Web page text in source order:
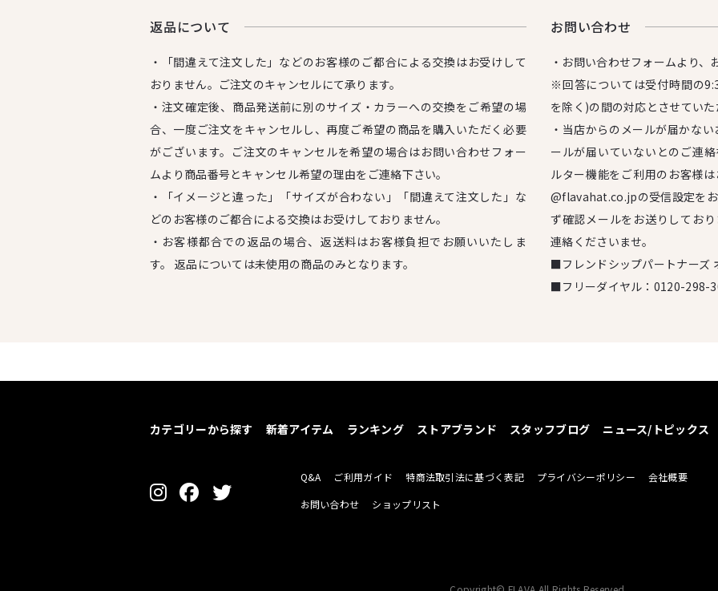
返品について
・「間違えて注文した」などのお客様のご都合による交換はお受けして
おりません。ご注文のキャンセルにて承ります。
・注文確定後、商品発送前に別のサイズ・カラーへの交換をご希望の場
合、一度ご注文をキャンセルし、再度ご希望の商品を購入いただく必要
がございます。ご注文のキャンセルを希望の場合はお問い合わせフォー
ムより商品番号とキャンセル希望の理由をご連絡下さい。
・「イメージと違った」「サイズが合わない」「間違えて注文した」な
どのお客様のご都合による交換はお受けしておりません。
・お客様都合での返品の場合、返送料はお客様負担でお願いいたしま
す。 返品については未使用の商品のみとなります。
お問い合わせ
・お問い合わせフォームより、
※回答については受付時間の
を除く)の間の対応とさせていた
・当店からのメールが届かな
ールが届いていないとのご連
ルター機能をご利用のお客様
@flavahat.co.jpの受信設定を
ず確認メールをお送りしてお
連絡くださいませ。
■フレンドシップパートナーズ
■フリーダイヤル： 0120-298-
カテゴリーから探す 新着アイテム ランキング ストアブランド スタッフブログ ニュース/トピックス
Q&A ご利用ガイド 特商法取引法に基づく表記 プライバシーポリシー 会社概要
お問い合わせ ショップリスト